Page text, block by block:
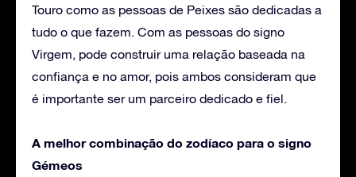
Touro como as pessoas de Peixes são dedicadas a
tudo o que fazem. Com as pessoas do signo
Virgem, pode construir uma relação baseada na
confiança e no amor, pois ambos consideram que
é importante ser um parceiro dedicado e fiel.
A melhor combinação do zodíaco para o signo
Gémeos